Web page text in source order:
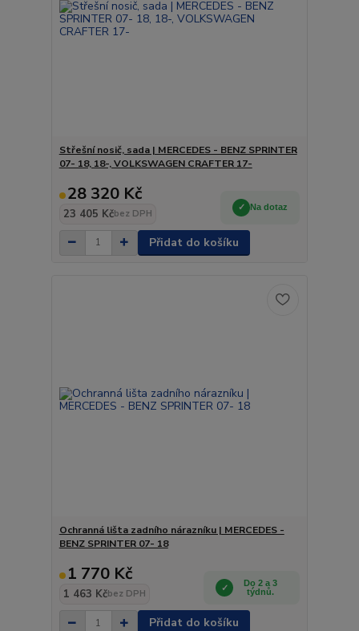
Střešní nosič, sada | MERCEDES - BENZ SPRINTER
07- 18, 18-, VOLKSWAGEN CRAFTER 17-
28 320 Kč
23 405 Kčbez DPH
Na dotaz
Přidat do košíku
Ochranná lišta zadního nárazníku | MERCEDES -
BENZ SPRINTER 07- 18
1 770 Kč
1 463 Kčbez DPH
Do 2 a 3
týdnů.
Přidat do košíku